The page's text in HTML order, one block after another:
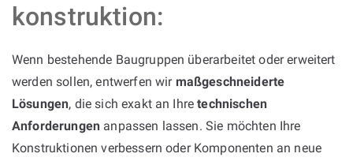
konstruktion:
Wenn bestehende Baugruppen überarbeitet oder erweitert
werden sollen, entwerfen wir maßgeschneiderte
Lösungen, die sich exakt an Ihretechnischen
Anforderungen anpassen lassen. Sie möchten Ihre
Konstruktionen verbessern oder Komponenten an neue